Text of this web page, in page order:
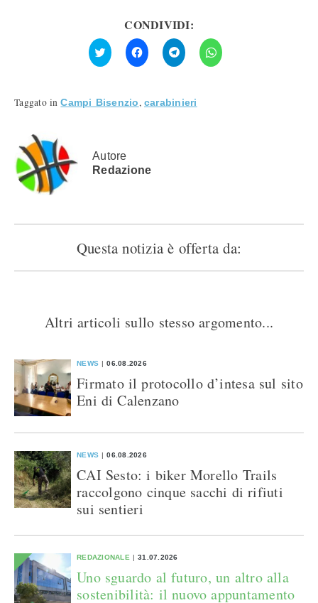
CONDIVIDI:
Fai
clic
qui
Twitter
(Si
finestra)
Fai
clic
per
condividere
(Si
apre
Fai
clic
per
condividere
(Si
apre
Fai
clic
per
Taggato inCampi Bisenzio, carabinieri
Autore
Redazione
Questa notizia è offerta da:
Altri articoli sullo stesso argomento...
NEWS 06.08.2026
Firmato il protocollo d’intesa sul sito
Eni di Calenzano
NEWS 06.08.2026
CAI Sesto: i biker Morello Trails
raccolgono cinque sacchi di rifiuti
sui sentieri
REDAZIONALE 31.07.2026
Uno sguardo al futuro, un altro alla
sostenibilità: il nuovo appuntamento